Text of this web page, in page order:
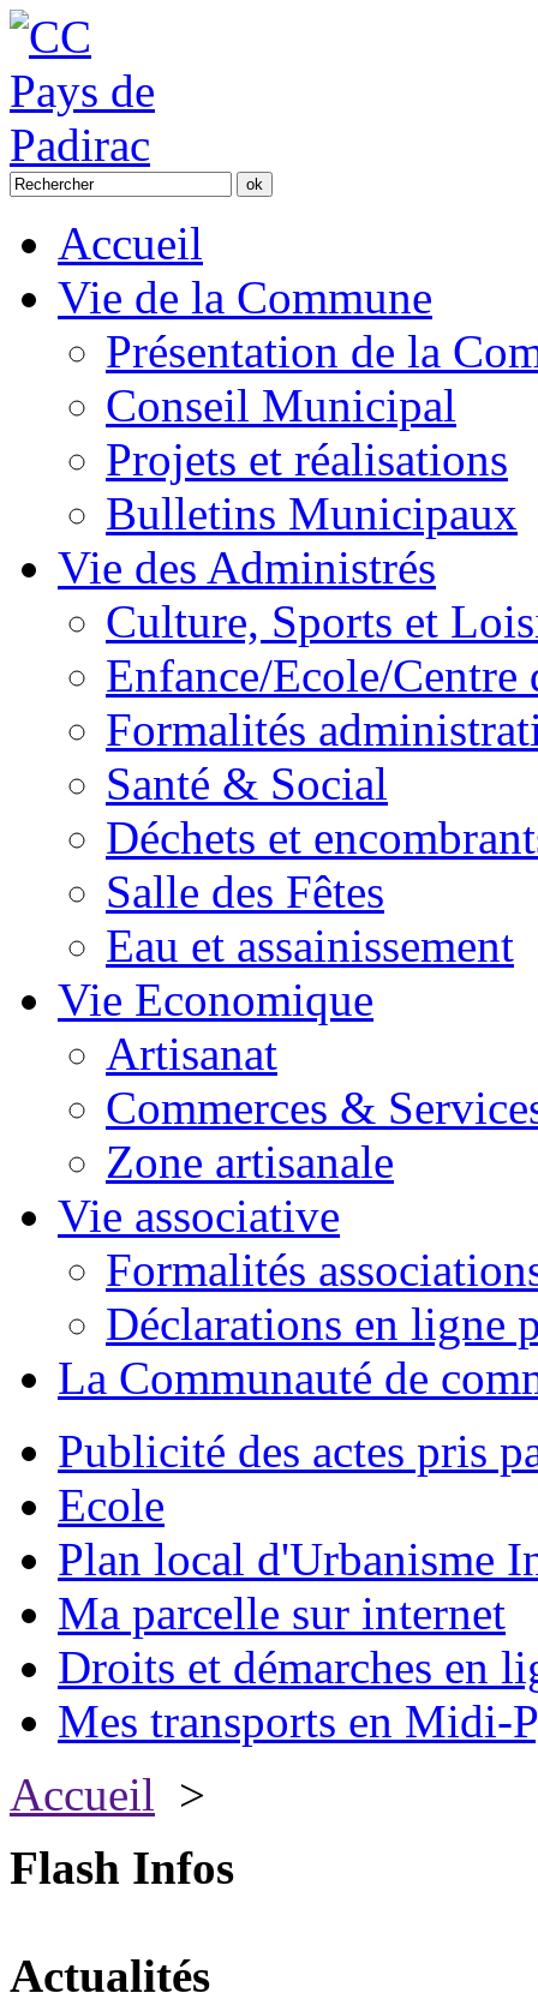
Accueil
Vie de la Commune
Présentation de la
Conseil Municipal
Projets et réalisations
Bulletins Municipaux
Vie des Administrés
Culture, Sports et
Enfance/Ecole/Centre
Formalités
Santé & Social
Déchets et
Salle des Fêtes
Eau et assainissement
Vie Economique
Artisanat
Commerces &
Zone artisanale
Vie associative
Formalités
Déclarations en ligne
La Communauté de
Publicité des actes pris
Ecole
Plan local d'Urbanisme
Ma parcelle sur internet
Droits et démarches en
Mes transports en Midi-
Accueil >
Flash Infos
Actualités